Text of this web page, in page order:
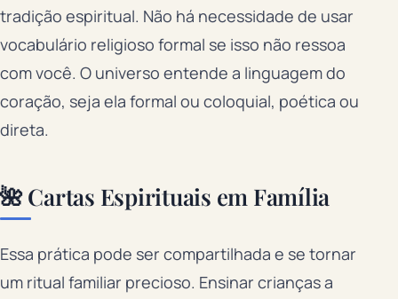
tradição espiritual. Não há necessidade de usar
vocabulário religioso formal se isso não ressoa
com você. O universo entende a linguagem do
coração, seja ela formal ou coloquial, poética ou
direta.
🌺 Cartas Espirituais em Família
Essa prática pode ser compartilhada e se tornar
um ritual familiar precioso. Ensinar crianças a